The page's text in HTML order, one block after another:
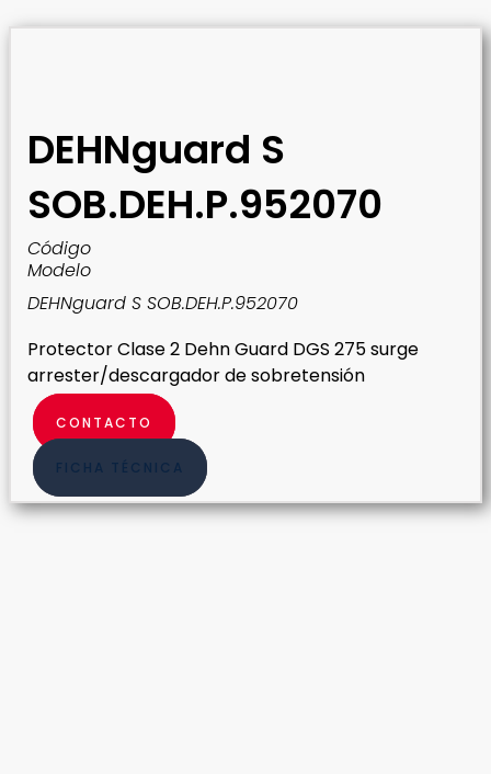
DEHNguard S
SOB.DEH.P.952070
Código
Modelo
DEHNguard S SOB.DEH.P.952070
Protector Clase 2 Dehn Guard DGS 275 surge
arrester/descargador de sobretensión
CONTACTO
FICHA TÉCNICA